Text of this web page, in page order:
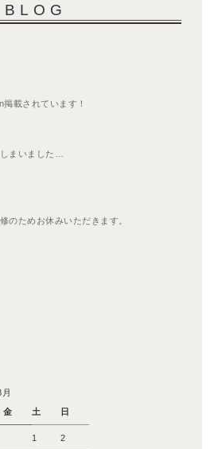
BLOG
載されています！
まいました…
のためお休みいただきます。
金 土 日
1 2